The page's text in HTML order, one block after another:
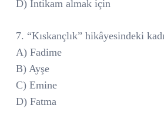
D) İntikam almak için
7. “Kıskançlık” hikâyesindeki
A) Fadime
B) Ayşe
C) Emine
D) Fatma